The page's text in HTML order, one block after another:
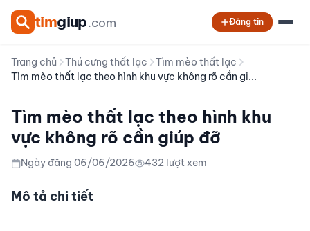
timgiup.com Đăng tin
Trang chủ Thú cưng thất lạc
Tìm mèo thất lạc
Tìm mèo thất lạc theo hình khu vực không rõ cần gi...
Tìm mèo thất lạc theo hình khu
vực không rõ cần giúp đỡ
Ngày đăng 06/06/2026 432 lượt xem
Mô tả chi tiết